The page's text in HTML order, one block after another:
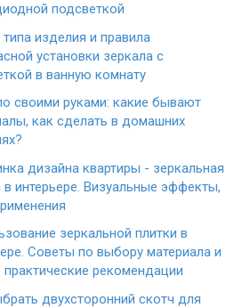
подсветкой
изделия и правила
установки зеркала с
в ванную комнату
своими руками: какие бывают
как сделать в домашних
дизайна квартиры - зеркальная
в интерьере. Визуальные эффекты,
зеркальной плитки в
Советы по выбору материала и
практические рекомендации
двухсторонний скотч для